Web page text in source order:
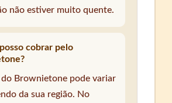
não estiver muito quente.
cobrar pelo
Brownietone pode variar
da sua região. No